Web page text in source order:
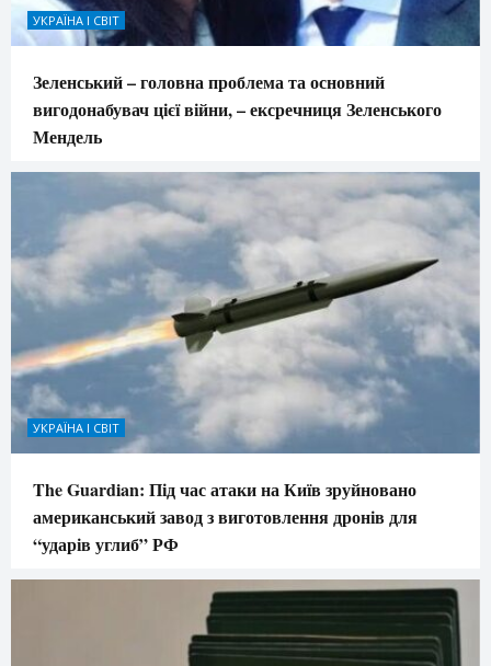
УКРАЇНА І СВІТ
Зеленський – головна проблема та основний
вигодонабувач цієї війни, – ексречниця Зеленського
Мендель
УКРАЇНА І СВІТ
The Guardian: Під час атаки на Київ зруйновано
американський завод з виготовлення дронів для
“ударів углиб” РФ